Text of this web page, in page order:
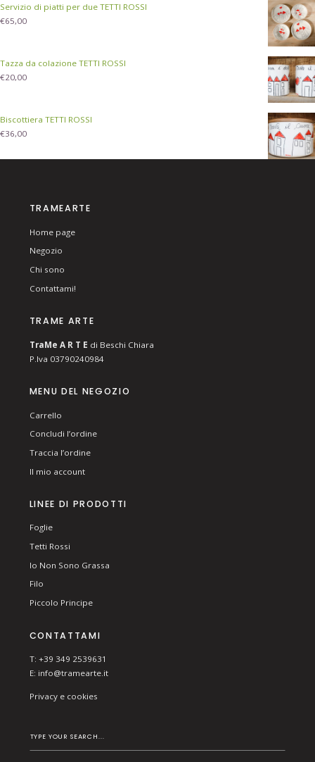
Servizio di piatti per due TETTI ROSSI
€65,00
Tazza da colazione TETTI ROSSI
€20,00
Biscottiera TETTI ROSSI
€36,00
TRAMEARTE
Home page
Negozio
Chi sono
Contattami!
TRAME ARTE
TraMe A R T E di Beschi Chiara
P.Iva 03790240984
MENU DEL NEGOZIO
Carrello
Concludi l’ordine
Traccia l’ordine
Il mio account
LINEE DI PRODOTTI
Foglie
Tetti Rossi
Io Non Sono Grassa
Filo
Piccolo Principe
CONTATTAMI
T: +39 349 2539631
E: info@tramearte.it
Privacy e cookies